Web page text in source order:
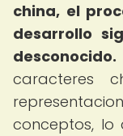
china, el
desarrollo
desconocido.
caracteres
conceptos, lo